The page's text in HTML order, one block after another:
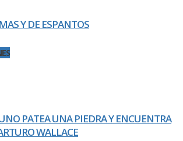
Y DE ESPANTOS
PATEA UNA PIEDRA Y ENCUENTRA
WALLACE